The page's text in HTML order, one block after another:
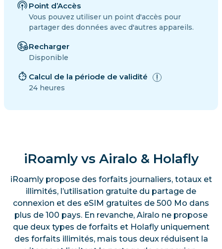
Point d’Accès
Vous pouvez utiliser un point d'accès pour
partager des données avec d'autres appareils.
Recharger
Disponible
Calcul de la période de validité
24 heures
iRoamly vs Airalo & Holafly
iRoamly propose des forfaits journaliers, totaux et
illimités, l’utilisation gratuite du partage de
connexion et des eSIM gratuites de 500 Mo dans
plus de 100 pays. En revanche, Airalo ne propose
que deux types de forfaits et Holafly uniquement
des forfaits illimités, mais tous deux réduisent la